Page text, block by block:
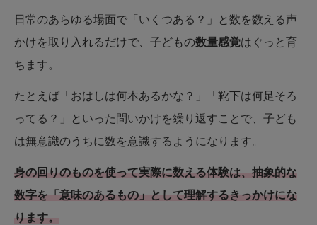
日常のあらゆる場面で「いくつある？」と数を数える声
かけを取り入れるだけで、子どもの数量感覚はぐっと育
ちます。
たとえば「おはしは何本あるかな？」「靴下は何足そろ
ってる？」といった問いかけを繰り返すことで、子ども
は無意識のうちに数を意識するようになります。
身の回りのものを使って実際に数える体験は、抽象的な
数字を「意味のあるもの」として理解するきっかけにな
ります。